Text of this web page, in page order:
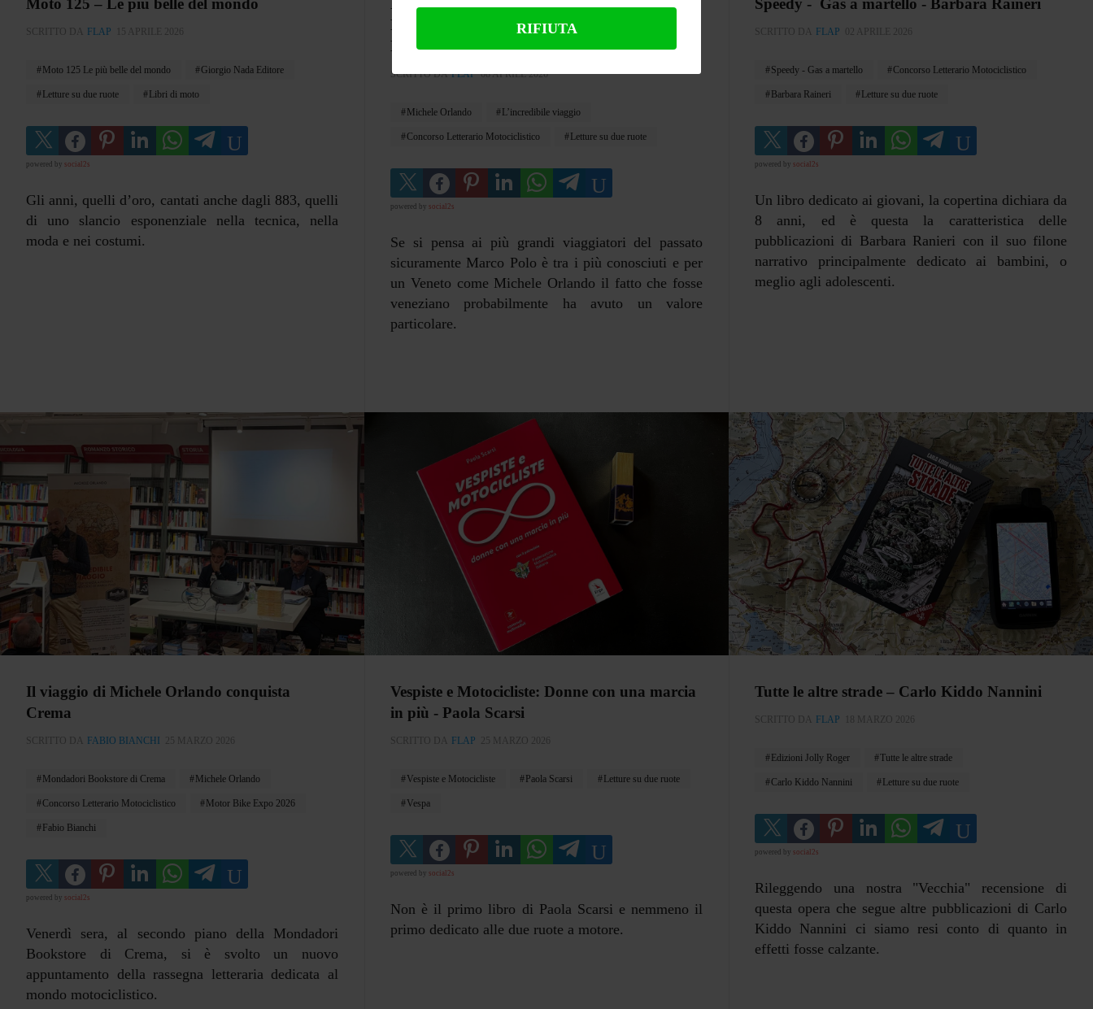
Moto 125 – Le più belle del mondo
SCRITTO DA FLAP 15 APRILE 2026
Moto 125 Le più belle del mondo Giorgio Nada Editore
Letture su due ruote Libri di moto
powered by social2s
Gli anni, quelli d’oro, cantati anche dagli 883, quelli
di uno slancio esponenziale nella tecnica, nella
moda e nei costumi.
L’incredibile viaggio - In moto da Venezia a
Pechino lungo il percorso di Marco Polo -
Michele Orlando
SCRITTO DA FLAP 08 APRILE 2026
Michele Orlando L’incredibile viaggio
Concorso Letterario Motociclistico Letture su due ruote
powered by social2s
Se si pensa ai più grandi viaggiatori del passato
sicuramente Marco Polo è tra i più conosciuti e per
un Veneto come Michele Orlando il fatto che fosse
veneziano probabilmente ha avuto un valore
particolare.
Speedy - Gas a martello - Barbara Raineri
SCRITTO DA FLAP 02 APRILE 2026
Speedy - Gas a martello Concorso Letterario Motociclistico
Barbara Raineri Letture su due ruote
powered by social2s
Un libro dedicato ai giovani, la copertina dichiara da
8 anni, ed è questa la caratteristica delle
pubblicazioni di Barbara Ranieri con il suo filone
narrativo principalmente dedicato ai bambini, o
meglio agli adolescenti.
Il viaggio di Michele Orlando conquista
Crema
SCRITTO DA FABIO BIANCHI 25 MARZO 2026
Mondadori Bookstore di Crema Michele Orlando
Concorso Letterario Motociclistico Motor Bike Expo 2026
Fabio Bianchi
powered by social2s
Venerdì sera, al secondo piano della Mondadori
Bookstore di Crema, si è svolto un nuovo
appuntamento della rassegna letteraria dedicata al
mondo motociclistico.
Vespiste e Motocicliste: Donne con una marcia
in più - Paola Scarsi
SCRITTO DA FLAP 25 MARZO 2026
Vespiste e Motocicliste Paola Scarsi Letture su due ruote
Vespa
powered by social2s
Non è il primo libro di Paola Scarsi e nemmeno il
primo dedicato alle due ruote a motore.
Tutte le altre strade – Carlo Kiddo Nannini
SCRITTO DA FLAP 18 MARZO 2026
Edizioni Jolly Roger Tutte le altre strade
Carlo Kiddo Nannini Letture su due ruote
powered by social2s
Rileggendo una nostra "Vecchia" recensione di
questa opera che segue altre pubblicazioni di Carlo
Kiddo Nannini ci siamo resi conto di quanto in
effetti fosse calzante.
RIFIUTA